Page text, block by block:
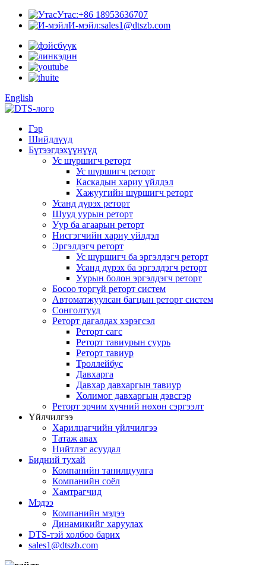
Утас:+86 18953636707
И-мэйл:sales1@dtszb.com
English
Гэр
Шийдлүүд
Бүтээгдэхүүнүүд
Ус шүршигч реторт
Ус шүршигч реторт
Каскадын хариу үйлдэл
Хажуугийн шүршигч реторт
Усанд дүрэх реторт
Шууд уурын реторт
Уур ба агаарын реторт
Нисгэгчийн хариу үйлдэл
Эргэлдэгч реторт
Ус шүршигч ба эргэлдэгч реторт
Усанд дүрэх ба эргэлдэгч реторт
Уурын болон эргэлдэгч реторт
Босоо торгүй реторт систем
Автоматжуулсан багцын реторт систем
Сонголтууд
Реторт дагалдах хэрэгсэл
Реторт сагс
Реторт тавиурын суурь
Реторт тавиур
Троллейбус
Давхарга
Давхар давхаргын тавиур
Холимог давхаргын дэвсгэр
Реторт эрчим хүчний нөхөн сэргээлт
Үйлчилгээ
Харилцагчийн үйлчилгээ
Татаж авах
Нийтлэг асуудал
Бидний тухай
Компанийн танилцуулга
Компанийн соёл
Хамтрагчид
Мэдээ
Компанийн мэдээ
Динамикийг харуулах
DTS-тэй холбоо барих
sales1@dtszb.com